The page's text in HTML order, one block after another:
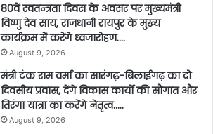
80वें स्वतन्त्रता दिवस के अवसर पर मुख्यमंत्री
विष्णु देव साय, राजधानी रायपुर के मुख्य
कार्यक्रम में करेंगे ध्वजारोहण….
August 9, 2026
मंत्री टंक राम वर्मा का सारंगढ़-बिलाईगढ़ का दो
दिवसीय प्रवास, देंगे विकास कार्यों की सौगात और
तिरंगा यात्रा का करेंगे नेतृत्व…..
August 9, 2026